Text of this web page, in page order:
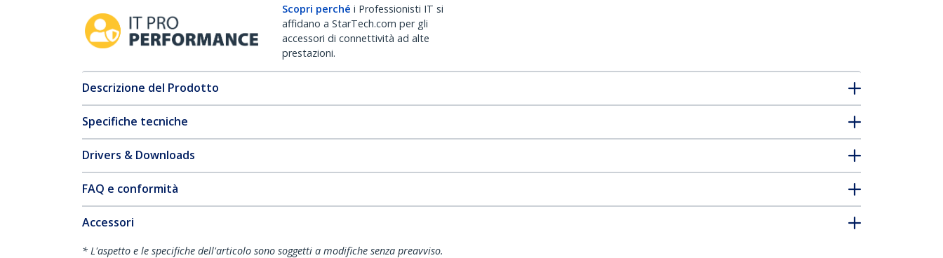
Scopri perché i Professionisti IT si
affidano a StarTech.com per gli
accessori di connettività ad alte
prestazioni.
Descrizione del Prodotto
Specifiche tecniche
Drivers & Downloads
FAQ e conformità
Accessori
* L'aspetto e le specifiche dell'articolo sono soggetti a modifiche senza preavviso.